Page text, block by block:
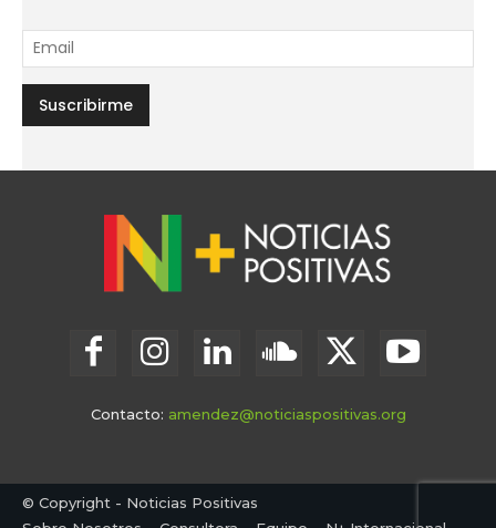
Contacto: amendez@noticiaspositivas.org
© Copyright - Noticias Positivas